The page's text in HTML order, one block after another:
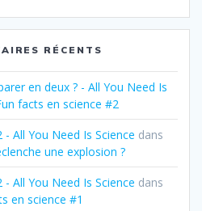
RÉCENTS
en deux ? - All You Need Is
facts en science #2
All You Need Is Science dans
une explosion ?
All You Need Is Science dans
en science #1